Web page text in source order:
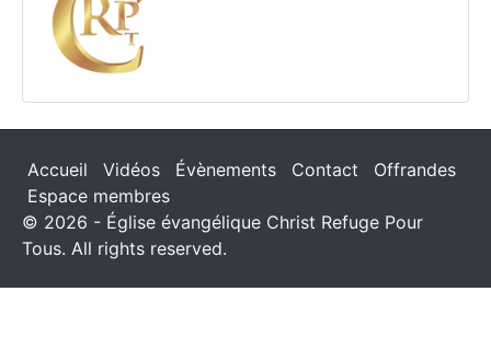
Accueil Vidéos Évènements Contact
Offrandes
Espace membres
© 2026 - Église évangélique Christ Refuge Pour
Tous. All rights reserved.